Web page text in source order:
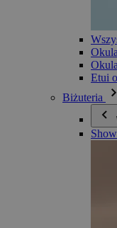
Etui
Biżuteria